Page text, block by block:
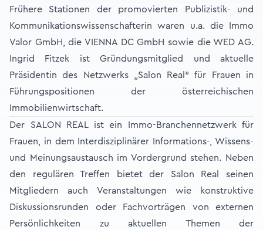
Frühere Stationen der promovierten Publizistik- und
Kommunikationswissenschafterin waren u.a. die Immo
Valor GmbH, die VIENNA DC GmbH sowie die WED AG.
Ingrid Fitzek ist Gründungsmitglied und aktuelle
Präsidentin des Netzwerks „Salon Real“ für Frauen in
Führungspositionen der österreichischen
Immobilienwirtschaft.
Der SALON REAL ist ein Immo-Branchen­netzwerk für
Frauen, in dem Interdisziplinärer Informations-, Wissens-
und Meinungsaustausch im Vordergrund stehen. Neben
den regulären Treffen bietet der Salon Real seinen
Mitgliedern auch Veranstaltungen wie konstruktive
Diskussionsrunden oder Fachvorträgen von externen
Persönlichkeiten zu aktuellen Themen der